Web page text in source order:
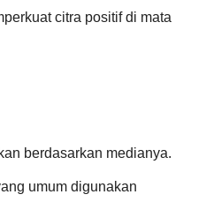
citra positif di mata
berdasarkan medianya.
umum digunakan